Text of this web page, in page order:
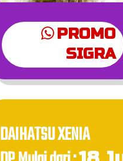
PROMO
SIGRA
DAIHATSU XENIA